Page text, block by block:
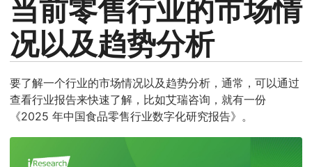
当前零售行业的市场情
况以及趋势分析
要了解一个行业的市场情况以及趋势分析，通常，可以通过
查看行业报告来快速了解，比如艾瑞咨询，就有一份
《2025 年中国食品零售行业数字化研究报告》。